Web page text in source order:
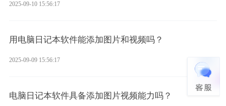
2025-09-10 15:56:17
用电脑日记本软件能添加图片和视频吗？
2025-09-09 15:56:17
电脑日记本软件具备添加图片视频能力吗？